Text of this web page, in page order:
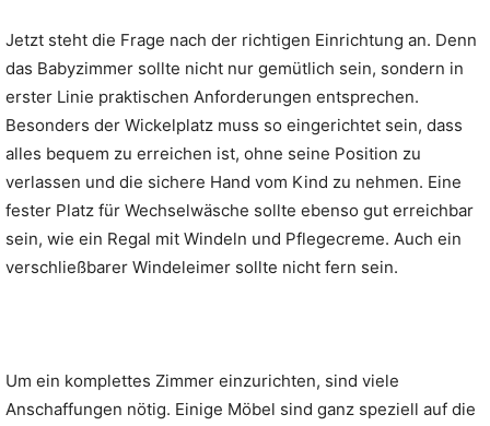
Jetzt steht die Frage nach der richtigen Einrichtung an. Denn
das Babyzimmer sollte nicht nur gemütlich sein, sondern in
erster Linie praktischen Anforderungen entsprechen.
Besonders der Wickelplatz muss so eingerichtet sein, dass
alles bequem zu erreichen ist, ohne seine Position zu
verlassen und die sichere Hand vom Kind zu nehmen. Eine
fester Platz für Wechselwäsche sollte ebenso gut erreichbar
sein, wie ein Regal mit Windeln und Pflegecreme. Auch ein
verschließbarer Windeleimer sollte nicht fern sein.
Um ein komplettes Zimmer einzurichten, sind viele
Anschaffungen nötig. Einige Möbel sind ganz speziell auf die